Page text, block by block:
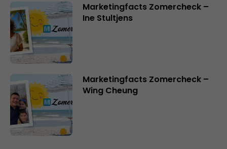
Marketingfacts Zomercheck –
Ine Stultjens
Marketingfacts Zomercheck –
Wing Cheung